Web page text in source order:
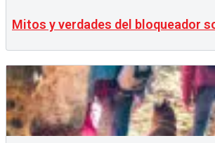
Mitos y verdades del bloqueador